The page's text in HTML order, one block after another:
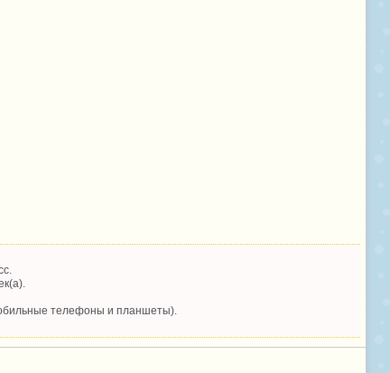
телефоны и планшеты).